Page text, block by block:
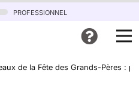
professionnel
de la Fête des Grands-Pères :